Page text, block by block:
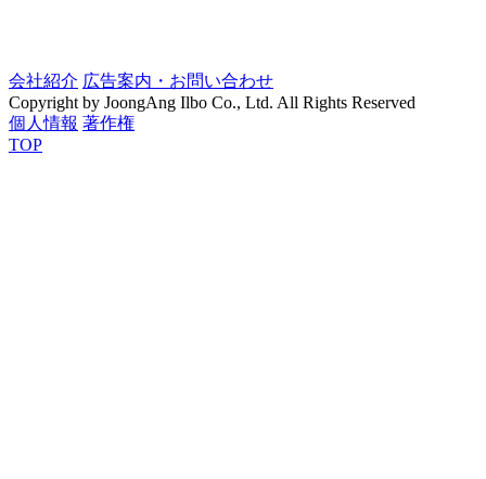
会社紹介 広告案内・お問い合わせ
Copyright by JoongAng Ilbo Co., Ltd. All Rights Reserved
個人情報 著作権
TOP